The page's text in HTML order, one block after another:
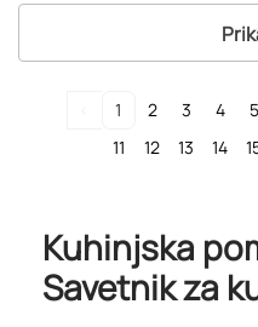
1 2 3 4 5
11
12 13 14
Kuhinjska
Savetnik za